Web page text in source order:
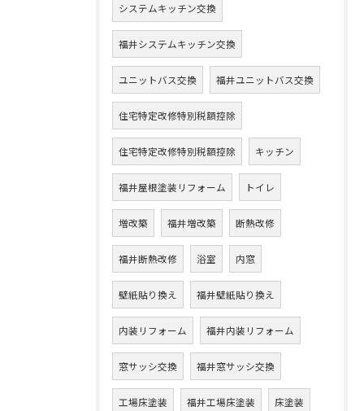
システムキッチン交換
福井システムキッチン交換
ユニットバス交換 福井ユニットバス交換
住宅特定改修特別税額控除
住宅特定改修特別税額控除 キッチン
福井屋根塗装リフォーム トイレ
増改築 福井増改築 断熱改修
福井断熱改修 浴室 内窓
壁紙貼り換え 福井壁紙貼り換え
内装リフォーム 福井内装リフォーム
窓サッシ交換 福井窓サッシ交換
工場床塗装 福井工場床塗装 床塗装